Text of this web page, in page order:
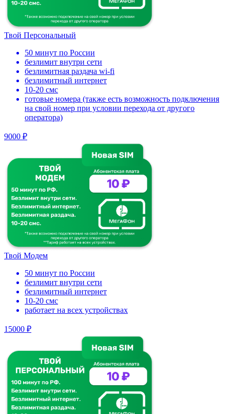
Твой Персональный
50 минут по России
безлимит внутри сети
безлимитная раздача wi-fi
безлимитный интернет
10-20 смс
готовые номера (также есть возможность подключения
на свой номер при условии перехода от другого
оператора)
9000 ₽
Твой Модем
50 минут по России
безлимит внутри сети
безлимитный интернет
10-20 смс
работает на всех устройствах
15000 ₽